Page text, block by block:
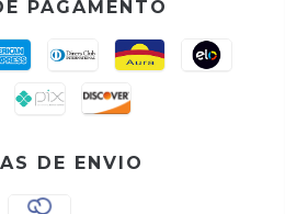
PAGAMENTO
DE ENVIO